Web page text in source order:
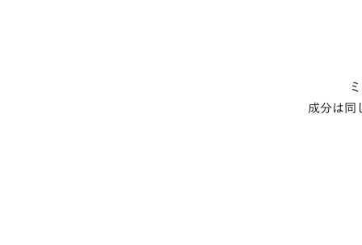
成分は同